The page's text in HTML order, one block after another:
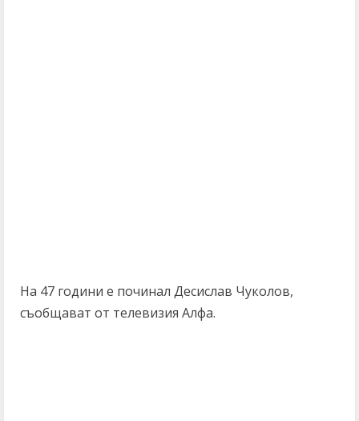
На 47 години е починал Десислав Чуколов,
съобщават от телевизия Алфа.